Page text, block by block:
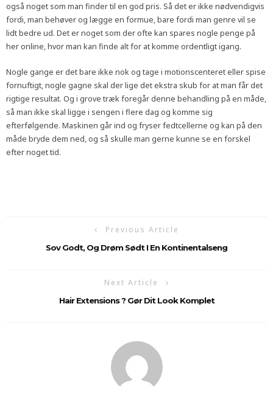
også noget som man finder til en god pris. Så det er ikke nødvendigvis
fordi, man behøver og lægge en formue, bare fordi man genre vil se
lidt bedre ud. Det er noget som der ofte kan spares nogle penge på
her online, hvor man kan finde alt for at komme ordentligt igang.
Nogle gange er det bare ikke nok og tage i motionscenteret eller spise
fornuftigt, nogle gagne skal der lige det ekstra skub for at man får det
rigtige resultat. Og i grove træk foregår denne behandling på en måde,
så man ikke skal ligge i sengen i flere dag og komme sig
efterfølgende. Maskinen går ind og fryser fedtcellerne og kan på den
måde bryde dem ned, og så skulle man gerne kunne se en forskel
efter noget tid.
Previous Article
Sov Godt, Og Drøm Sødt I En Kontinentalseng
Next Article
Hair Extensions ? Gør Dit Look Komplet